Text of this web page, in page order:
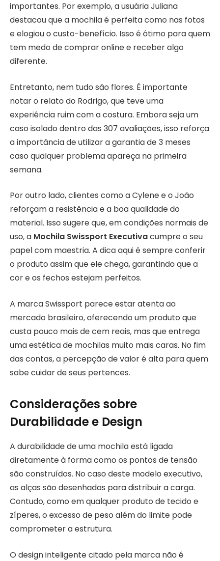
importantes. Por exemplo, a usuária Juliana
destacou que a mochila é perfeita como nas fotos
e elogiou o custo-benefício. Isso é ótimo para quem
tem medo de comprar online e receber algo
diferente.
Entretanto, nem tudo são flores. É importante
notar o relato do Rodrigo, que teve uma
experiência ruim com a costura. Embora seja um
caso isolado dentro das 307 avaliações, isso reforça
a importância de utilizar a garantia de 3 meses
caso qualquer problema apareça na primeira
semana.
Por outro lado, clientes como a Cylene e o João
reforçam a resistência e a boa qualidade do
material. Isso sugere que, em condições normais de
uso, a Mochila Swissport Executivacumpre o seu
papel com maestria. A dica aqui é sempre conferir
o produto assim que ele chega, garantindo que a
cor e os fechos estejam perfeitos.
A marca Swissport parece estar atenta ao
mercado brasileiro, oferecendo um produto que
custa pouco mais de cem reais, mas que entrega
uma estética de mochilas muito mais caras. No fim
das contas, a percepção de valor é alta para quem
sabe cuidar de seus pertences.
Considerações sobre
Durabilidade e Design
A durabilidade de uma mochila está ligada
diretamente à forma como os pontos de tensão
são construídos. No caso deste modelo executivo,
as alças são desenhadas para distribuir a carga.
Contudo, como em qualquer produto de tecido e
zíperes, o excesso de peso além do limite pode
comprometer a estrutura.
O design inteligente citado pela marca não é